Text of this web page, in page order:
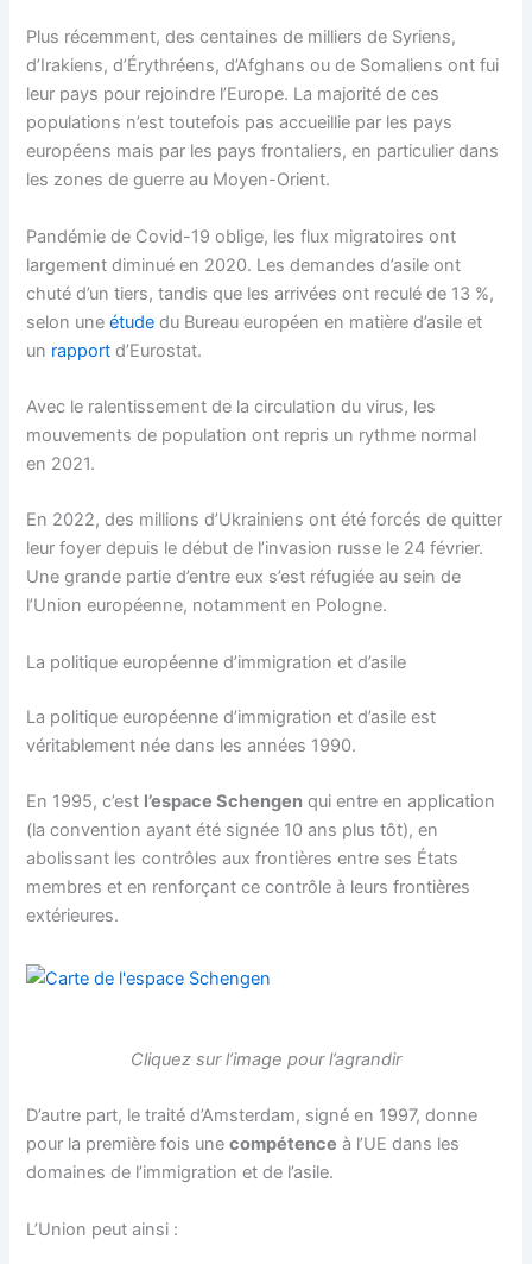
Plus récemment, des centaines de milliers de Syriens,
d’Irakiens, d’Érythréens, d’Afghans ou de Somaliens ont fui
leur pays pour rejoindre l’Europe. La majorité de ces
populations n’est toutefois pas accueillie par les pays
européens mais par les pays frontaliers, en particulier dans
les zones de guerre au Moyen-Orient.
Pandémie de Covid-19 oblige, les flux migratoires ont
largement diminué en 2020. Les demandes d’asile ont
chuté d’un tiers, tandis que les arrivées ont reculé de 13 %,
selon uneétudedu Bureau européen en matière d’asile et
un rapportd’Eurostat.
Avec le ralentissement de la circulation du virus, les
mouvements de population ont repris un rythme normal
en 2021.
En 2022, des millions d’Ukrainiens ont été forcés de quitter
leur foyer depuis le début de l’invasion russe le 24 février.
Une grande partie d’entre eux s’est réfugiée au sein de
l’Union européenne, notamment en Pologne.
La politique européenne d’immigration et d’asile
La politique européenne d’immigration et d’asile est
véritablement née dans les années 1990.
En 1995, c’est l’espace Schengen qui entre en application
(la convention ayant été signée 10 ans plus tôt), en
abolissant les contrôles aux frontières entre ses États
membres et en renforçant ce contrôle à leurs frontières
extérieures.
Cliquez sur l’image pour l’agrandir
D’autre part, le traité d’Amsterdam, signé en 1997, donne
pour la première fois unecompétence à l’UE dans les
domaines de l’immigration et de l’asile.
L’Union peut ainsi :